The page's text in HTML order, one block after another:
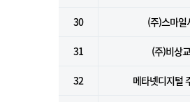
30 (주)스마일
31 (주)비상
32 메타넷디지털